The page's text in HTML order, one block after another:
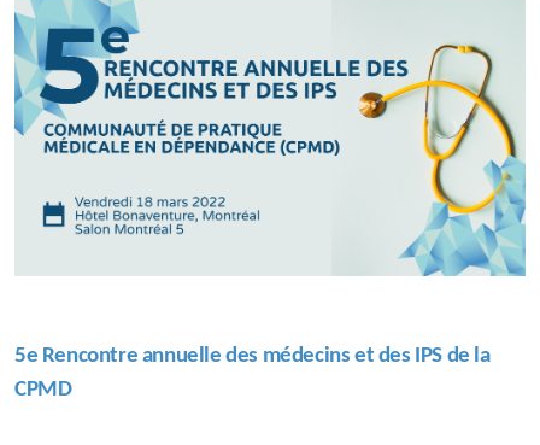
5e Rencontre annuelle des médecins et des IPS de la
CPMD